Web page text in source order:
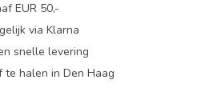
EUR 50,-
via Klarna
snelle levering
halen in Den Haag